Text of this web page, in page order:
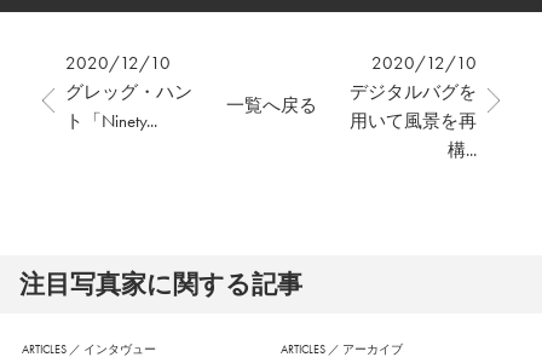
2020/12/10
グレッグ・ハン
ト「Ninety...
2020/12/10
デジタルバグを
用いて風景を再
構...
一覧へ戻る
注⽬写真家に関する記事
ARTICLES ／ インタヴュー ARTICLES ／ アーカイブ